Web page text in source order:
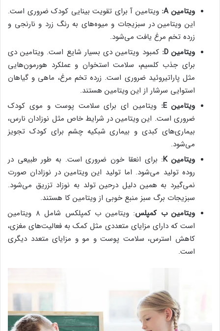
ویتامین A:
ویتامین آ برای تقویت بینایی کودک ضروری است.
این ویتامین در سبزیجات و میوه‌های به رنگ زرد و نارنجی و
زرده تخم مرغ یافت می‌شود.
ویتامین D:
کمبود ویتامین دی بسیار شایع است. ویتامین دی
برای جذب کلسیم، سلامت استخوان و عملکرد هورمون‌هایی
مثل پاراتیروئید ضروری است. زرده تخم مرغ، ماهی و گیاهان
استوایی سرشار از این ویتامین هستند.
ویتامین E:
ویتامین ای برای سلامت پوست و موی کودک
ضروری است. این ویتامین در شرایط خاص مثل نوزادان نارس،
بیماری‌های کبدی و بیماری شبکیه چشم برای کودک تجویز
می‌شود.
ویتامین K : برای انعقا خون ضروری است. به طور طبیعی در
روده تولید می‌شود. اما تولید این ویتامین در نوزادان صورت
نمی‌گیرد به همین دلیل درحین تولد به نوزاد تزریق می‌شود.
سبزیجات برگ سبز منبع خوبی از ویتامین کا هستند.
ویتامین ب کمپلس
: ویتامین ب کمپلکس شامل ۸ ویتامین
است که دارای مزایای متعددی مثل کمک به فعالیت‌های مغزی،
کاهش استرس، سلامت پوست و مو و مزایای متعدد دیگری
است.